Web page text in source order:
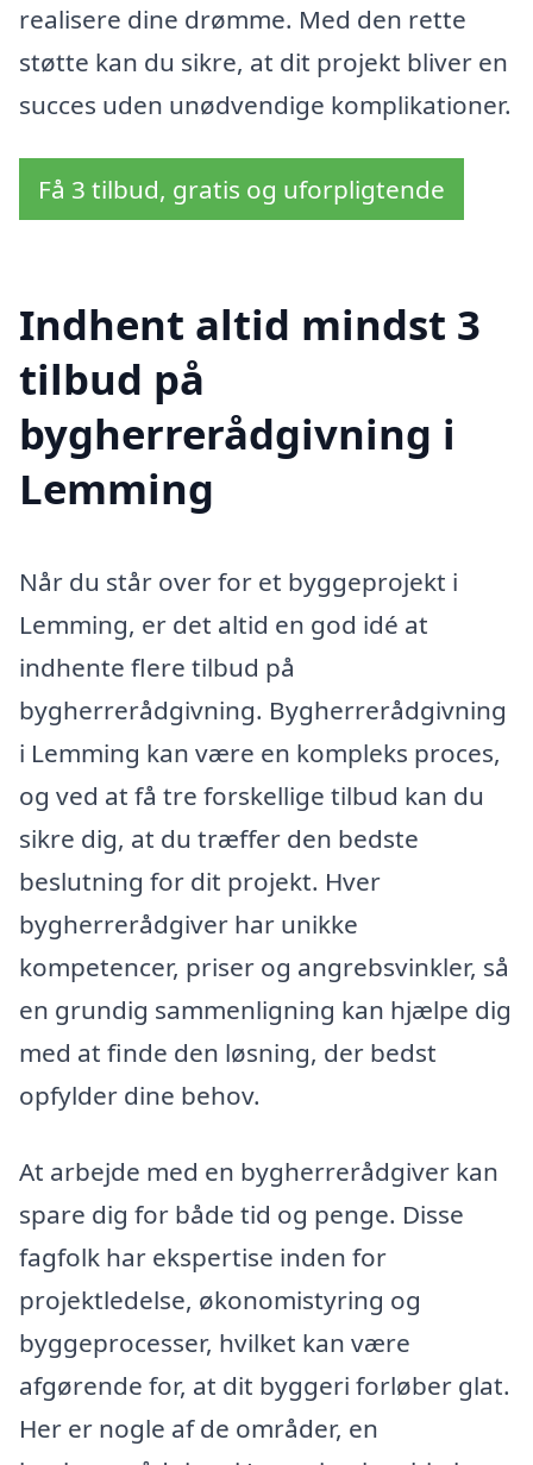
realisere dine drømme. Med den rette
støtte kan du sikre, at dit projekt bliver en
succes uden unødvendige komplikationer.
Få 3 tilbud, gratis og uforpligtende
Indhent altid mindst 3
tilbud på
bygherrerådgivning i
Lemming
Når du står over for et byggeprojekt i
Lemming, er det altid en god idé at
indhente flere tilbud på
bygherrerådgivning. Bygherrerådgivning
i Lemming kan være en kompleks proces,
og ved at få tre forskellige tilbud kan du
sikre dig, at du træffer den bedste
beslutning for dit projekt. Hver
bygherrerådgiver har unikke
kompetencer, priser og angrebsvinkler, så
en grundig sammenligning kan hjælpe dig
med at finde den løsning, der bedst
opfylder dine behov.
At arbejde med en bygherrerådgiver kan
spare dig for både tid og penge. Disse
fagfolk har ekspertise inden for
projektledelse, økonomistyring og
byggeprocesser, hvilket kan være
afgørende for, at dit byggeri forløber glat.
Her er nogle af de områder, en